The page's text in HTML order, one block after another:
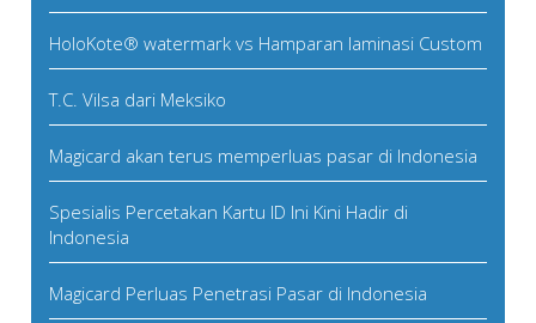
HoloKote® watermark vs Hamparan laminasi Custom
T.C. Vilsa dari Meksiko
Magicard akan terus memperluas pasar di Indonesia
Spesialis Percetakan Kartu ID Ini Kini Hadir di
Indonesia
Magicard Perluas Penetrasi Pasar di Indonesia